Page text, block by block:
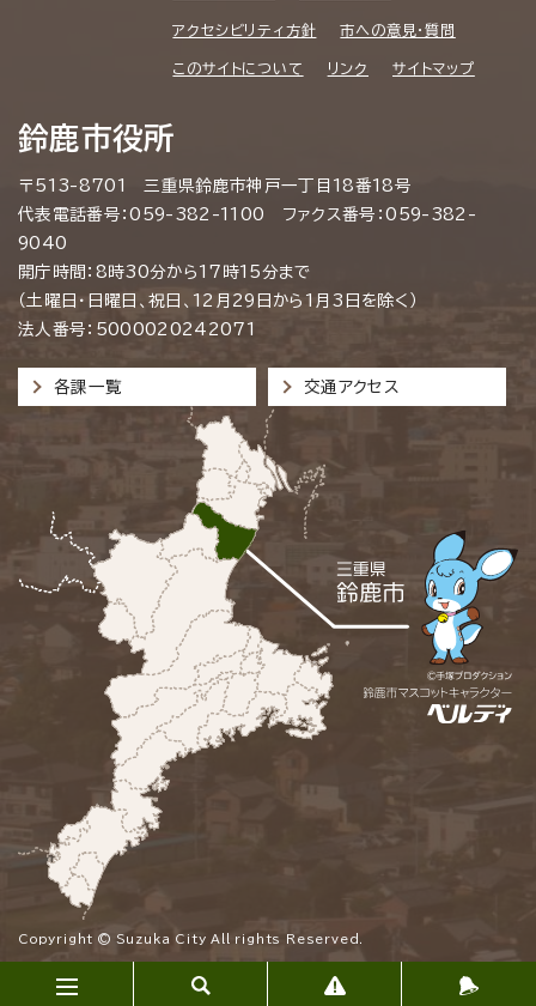
アクセシビリティ方針 市への意見・質問
このサイトについて リンク サイトマップ
鈴鹿市役所
〒513-8701 三重県鈴鹿市神戸一丁目18番18号
代表電話番号：059-382-1100 ファクス番号：059-382-
9040
開庁時間：8時30分から17時15分まで
（土曜日・日曜日、祝日、12月29日から1月3日を除く）
法人番号：5000020242071
各課一覧 交通アクセス
Copyright © Suzuka City All rights Reserved.